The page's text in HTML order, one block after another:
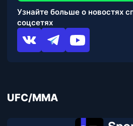
Узнайте больше о новостях
соцсетях
UFC/MMA